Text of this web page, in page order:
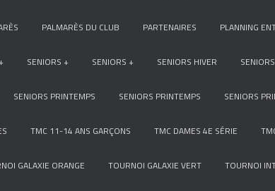
PALMARÈS DU CLUB PARTENAIRES PLANNING
SENIORS + SENIORS + SENIORS HIVER
SENIORS PRINTEMPS SENIORS PRINTEMPS SENIORS
TMC 11-14 ANS GARÇONS TMC DAMES 4E SÉRIE
GALAXIE ORANGE TOURNOI GALAXIE VERT TOURNOI